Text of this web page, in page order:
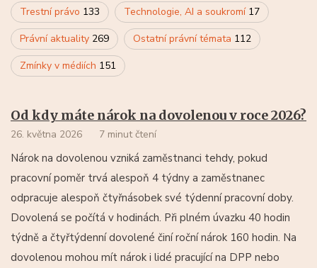
Trestní právo 133 Technologie, AI a soukromí 17
Právní aktuality 269 Ostatní právní témata 112
Zmínky v médiích 151
Od kdy máte nárok na dovolenou v roce 2026?
26. května 2026 7 minut čtení
Nárok na dovolenou vzniká zaměstnanci tehdy, pokud
pracovní poměr trvá alespoň 4 týdny a zaměstnanec
odpracuje alespoň čtyřnásobek své týdenní pracovní doby.
Dovolená se počítá v hodinách. Při plném úvazku 40 hodin
týdně a čtyřtýdenní dovolené činí roční nárok 160 hodin. Na
dovolenou mohou mít nárok i lidé pracující na DPP nebo